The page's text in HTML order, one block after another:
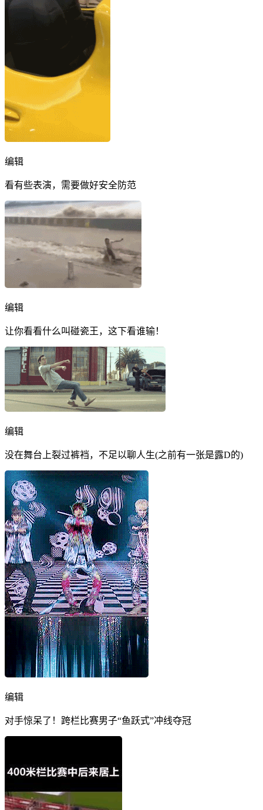
编辑
看有些表演，需要做好安全防范
编辑
让你看看什么叫碰瓷王，这下看谁输！
编辑
没在舞台上裂过裤裆，不足以聊人生(之前有一张是露D的)
编辑
对手惊呆了！跨栏比赛男子“鱼跃式”冲线夺冠